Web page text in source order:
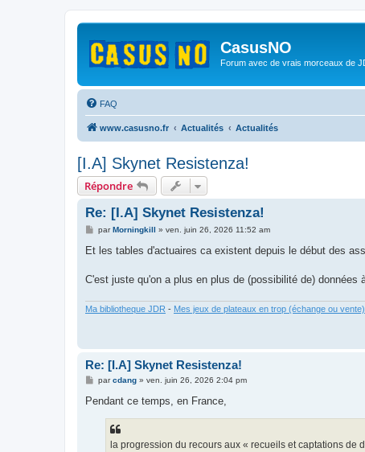
CasusNO
Forum avec de vrais morceaux de
FAQ
www.casusno.fr Actualités Actualités
[I.A] Skynet Resistenza!
Répondre
Re: [I.A] Skynet Resistenza!
M
s
g
parMorningkill » ven. juin 26, 2026 11:52 am
Et les tables d'actuaires ca existent depuis le début des
C'est juste qu'on a plus en plus de (possibilité de)
Ma bibliotheque JDR - Mes jeux de plateaux en trop (échange ou vente)
Re: [I.A] Skynet Resistenza!
M
s
parcdang» ven. juin 26, 2026 2:04 pm
Pendant ce temps, en France,
la progression du recours aux « recueils et captations